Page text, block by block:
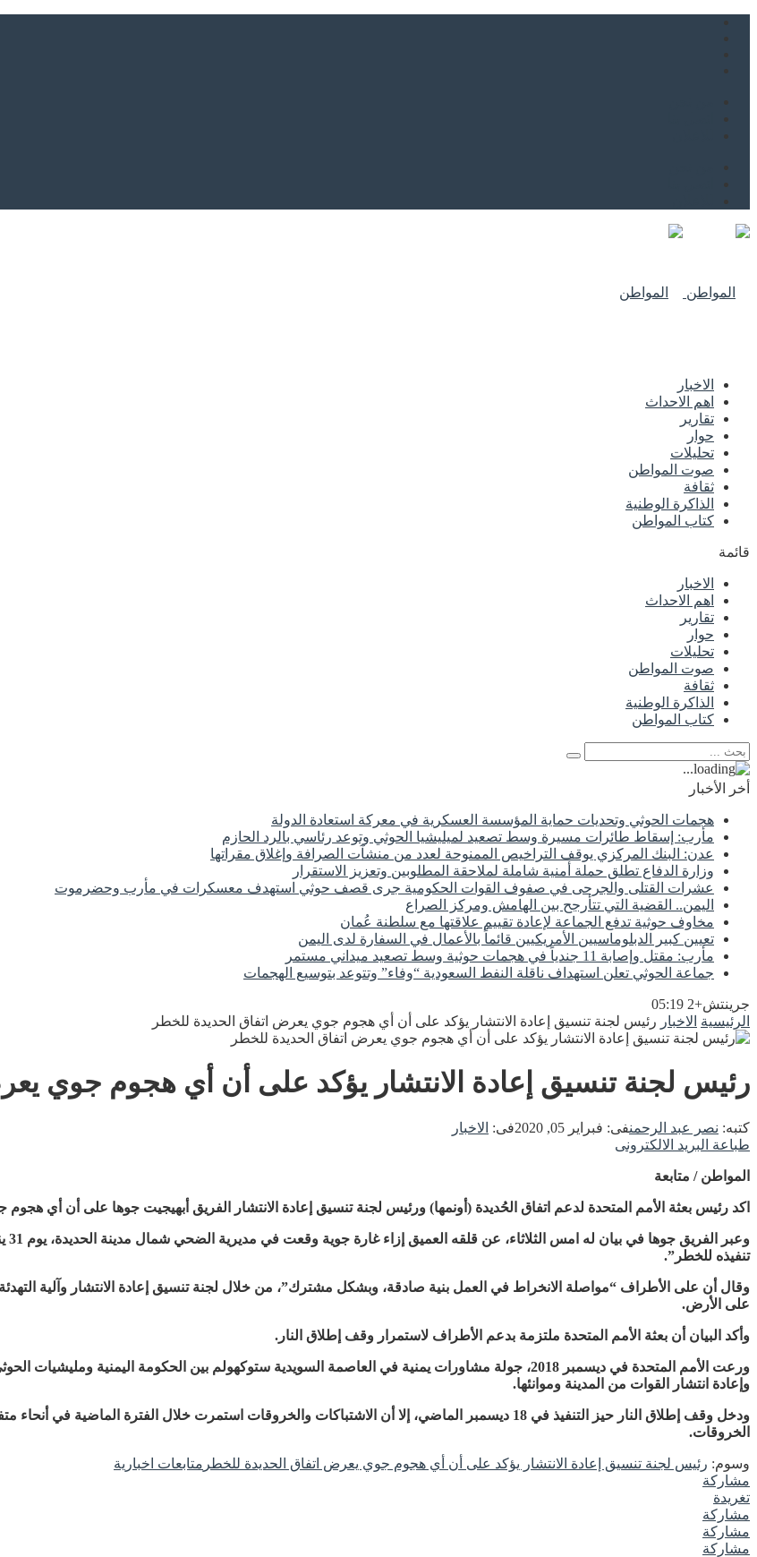
الاخبار
اهم الاحداث
تقارير
حوار
تحليلات
صوت المواطن
ثقافة
الذاكرة الوطنية
كتاب المواطن
قائمة
الاخبار
اهم الاحداث
تقارير
حوار
تحليلات
صوت المواطن
ثقافة
الذاكرة الوطنية
كتاب المواطن
أخر الأخبار
هجمات الحوثي وتحديات حماية المؤسسة العسكرية في معركة استعادة الدولة
مأرب: إسقاط طائرات مسيرة وسط تصعيد لميليشيا الحوثي وتوعد رئاسي بالرد الحازم
عدن: البنك المركزي يوقف التراخيص الممنوحة لعدد من منشآت الصرافة وإغلاق مقراتها
وزارة الدفاع تطلق حملة أمنية شاملة لملاحقة المطلوبين وتعزيز الاستقرار
عشرات القتلى والجرحى في صفوف القوات الحكومية جرى قصف حوثي استهدف معسكرات في مأرب وحضرموت
اليمن.. القضية التي تتأرجح بين الهامش ومركز الصراع
مخاوف حوثية تدفع الجماعة لإعادة تقييم علاقتها مع سلطنة عُمان
تعيين كبير الدبلوماسيين الأمريكيين قائماً بالأعمال في السفارة لدى اليمن
مأرب: مقتل وإصابة 11 جندياً في هجمات حوثية وسط تصعيد ميداني مستمر
جماعة الحوثي تعلن استهداف ناقلة النفط السعودية “وفاء” وتتوعد بتوسيع الهجمات
جرينتش+2 05:19
الرئيسية الاخبار رئيس لجنة تنسيق إعادة الانتشار يؤكد على أن أي هجوم جوي يعرض اتفاق الحديدة للخطر
رئيس لجنة تنسيق إعادة الانتشار يؤكد على أن أي هجوم جوي
كتبه: نصر عبد الرحمنفى: فبراير 05, 2020 فى: الاخبار
طباعة البريد الالكترونى
المواطن / متابعة
اكد رئيس بعثة الأمم المتحدة لدعم اتفاق الحُديدة (أونمها) ورئيس لجنة تنسيق إعادة الانتشار الفريق أبهيجيت جوها على أن أي
تنفيذه للخطر”.
وقال أن على الأطراف “مواصلة الانخراط في العمل بنية صادقة، وبشكل مشترك”، من خلال لجنة تنسيق إعادة الانتشار وآلية
على الأرض.
وأكد البيان أن بعثة الأمم المتحدة ملتزمة بدعم الأطراف لاستمرار وقف إطلاق النار.
ورعت الأمم المتحدة في ديسمبر 2018، جولة مشاورات يمنية في العاصمة السويدية ستوكهولم بين الحكومة
وإعادة انتشار القوات من المدينة وموانئها.
ودخل وقف إطلاق النار حيز التنفيذ في 18 ديسمبر الماضي، إلا أن الاشتباكات والخروقات استمرت خلال
الخروقات.
وسوم: رئيس لجنة تنسيق إعادة الانتشار يؤكد على أن أي هجوم جوي يعرض اتفاق الحديدة للخطر متابعات اخبارية
مشاركة
تغريدة
مشاركة
مشاركة
مشاركة